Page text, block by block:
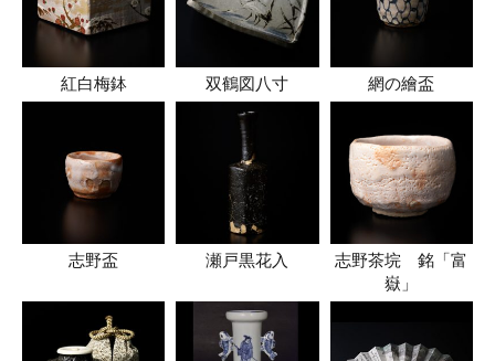
紅白梅鉢 双鶴図八寸 網の繪盃
志野盃 瀬戸黒花入
志野茶垸 銘「富
嶽」